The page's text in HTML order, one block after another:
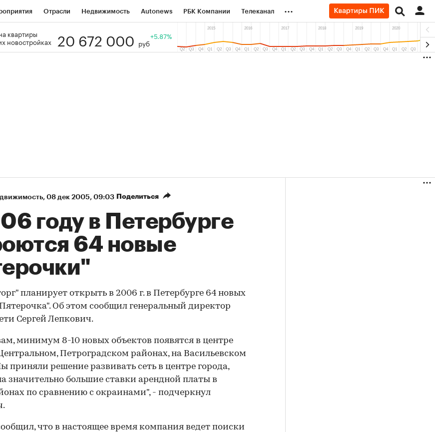
Отрасли Недвижимость Autonews РБК Компании Телеканал
РБК Образование Тренды
...
квартиры
новостройках
20 672 000 руб
+5.87%
⁠, 08 дек 2005, 09:03 Поделиться
году в Петербурге
64 новые
планирует открыть в 2006 г. в Петербурге 64 новых
Об этом сообщил генеральный директор
Сергей Лепкович.
минимум 8-10 новых объектов появятся в центре
Петроградском районах, на Васильевском
приняли решение развивать сеть в центре города,
значительно большие ставки арендной платы в
по сравнению с окраинами", - подчеркнул
что в настоящее время компания ведет поиски